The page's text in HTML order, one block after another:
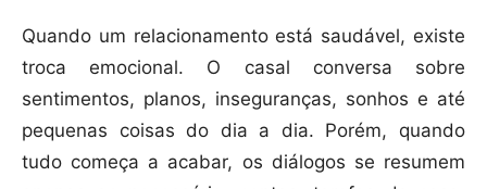
Quando um relacionamento está saudável, existe
troca emocional. O casal conversa sobre
sentimentos, planos, inseguranças, sonhos e até
pequenas coisas do dia a dia. Porém, quando
tudo começa a acabar, os diálogos se resumem